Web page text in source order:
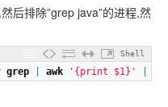
后排除”grep java”的进程,然
Shell
grep awk '{print $1}'